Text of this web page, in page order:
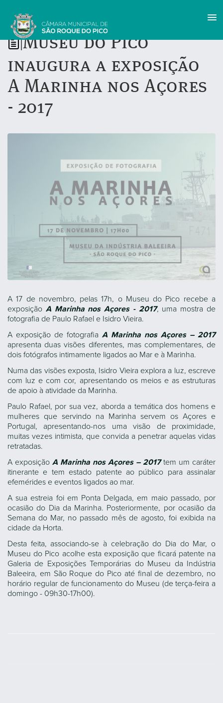
Museu do Pico
inaugura a exposição
A Marinha nos Açores
- 2017
A 17 de novembro, pelas 17h, o Museu do Pico recebe a
exposição A Marinha nos Açores - 2017, uma mostra de
fotografia de Paulo Rafael e Isidro Vieira.
A exposição de fotografia A Marinha nos Açores – 2017
apresenta duas visões diferentes, mas complementares, de
dois fotógrafos intimamente ligados ao Mar e à Marinha.
Numa das visões exposta, Isidro Vieira explora a luz, escreve
com luz e com cor, apresentando os meios e as estruturas
de apoio à atividade da Marinha.
Paulo Rafael, por sua vez, aborda a temática dos homens e
mulheres que servindo na Marinha servem os Açores e
Portugal, apresentando-nos uma visão de proximidade,
muitas vezes intimista, que convida a penetrar aquelas vidas
retratadas.
A exposição A Marinha nos Açores – 2017tem um caráter
itinerante e tem estado patente ao público para assinalar
efemérides e eventos ligados ao mar.
A sua estreia foi em Ponta Delgada, em maio passado, por
ocasião do Dia da Marinha. Posteriormente, por ocasião da
Semana do Mar, no passado mês de agosto, foi exibida na
cidade da Horta.
Desta feita, associando-se à celebração do Dia do Mar, o
Museu do Pico acolhe esta exposição que ficará patente na
Galeria de Exposições Temporárias do Museu da Indústria
Baleeira, em São Roque do Pico até final de dezembro, no
horário regular de funcionamento do Museu (de terça-feira a
domingo - 09h30-17h00).